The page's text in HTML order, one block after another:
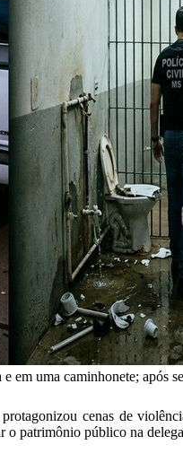
em uma caminhonete;
cenas de
o patrimônio público na